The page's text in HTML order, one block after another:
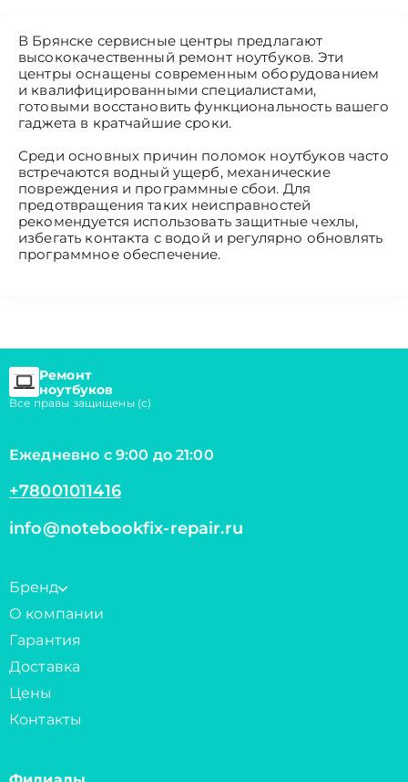
В Брянске сервисные центры предлагают
высококачественный ремонт ноутбуков. Эти
центры оснащены современным оборудованием
и квалифицированными специалистами,
готовыми восстановить функциональность вашего
гаджета в кратчайшие сроки.
Среди основных причин поломок ноутбуков часто
встречаются водный ущерб, механические
повреждения и программные сбои. Для
предотвращения таких неисправностей
рекомендуется использовать защитные чехлы,
избегать контакта с водой и регулярно обновлять
программное обеспечение.
Ремонт
ноутбуков
Все правы защищены (с)
Ежедневно с 9:00 до 21:00
+78001011416
info@notebookfix-repair.ru
Бренд
О компании
Гарантия
Доставка
Цены
Контакты